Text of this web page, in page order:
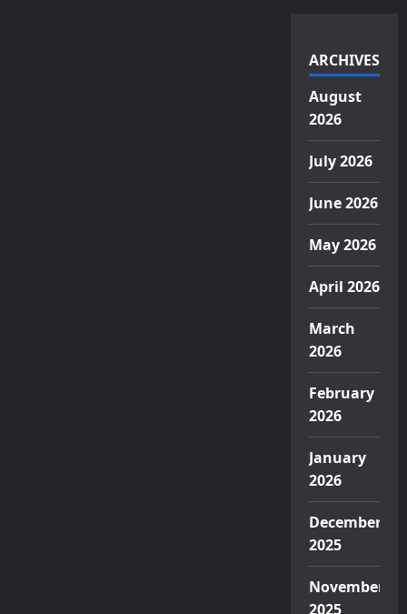
ARCHIVES
August
2026
July 2026
June 2026
May 2026
April 2026
March
2026
February
2026
January
2026
December
2025
November
2025